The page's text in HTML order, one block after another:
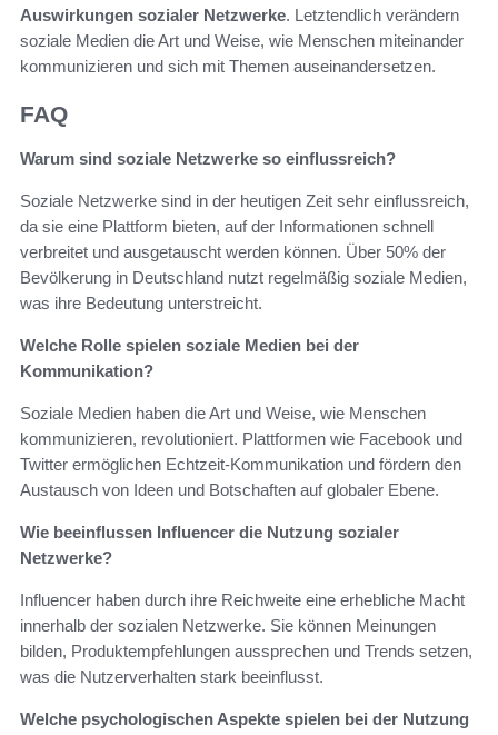
Auswirkungen sozialer Netzwerke. Letztendlich verändern
soziale Medien die Art und Weise, wie Menschen miteinander
kommunizieren und sich mit Themen auseinandersetzen.
FAQ
Warum sind soziale Netzwerke so einflussreich?
Soziale Netzwerke sind in der heutigen Zeit sehr einflussreich,
da sie eine Plattform bieten, auf der Informationen schnell
verbreitet und ausgetauscht werden können. Über 50% der
Bevölkerung in Deutschland nutzt regelmäßig soziale Medien,
was ihre Bedeutung unterstreicht.
Welche Rolle spielen soziale Medien bei der
Kommunikation?
Soziale Medien haben die Art und Weise, wie Menschen
kommunizieren, revolutioniert. Plattformen wie Facebook und
Twitter ermöglichen Echtzeit-Kommunikation und fördern den
Austausch von Ideen und Botschaften auf globaler Ebene.
Wie beeinflussen Influencer die Nutzung sozialer
Netzwerke?
Influencer haben durch ihre Reichweite eine erhebliche Macht
innerhalb der sozialen Netzwerke. Sie können Meinungen
bilden, Produktempfehlungen aussprechen und Trends setzen,
was die Nutzerverhalten stark beeinflusst.
Welche psychologischen Aspekte spielen bei der Nutzung